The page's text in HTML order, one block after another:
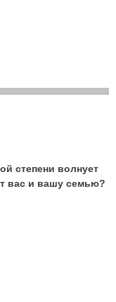
степени волнует
вас и вашу семью?